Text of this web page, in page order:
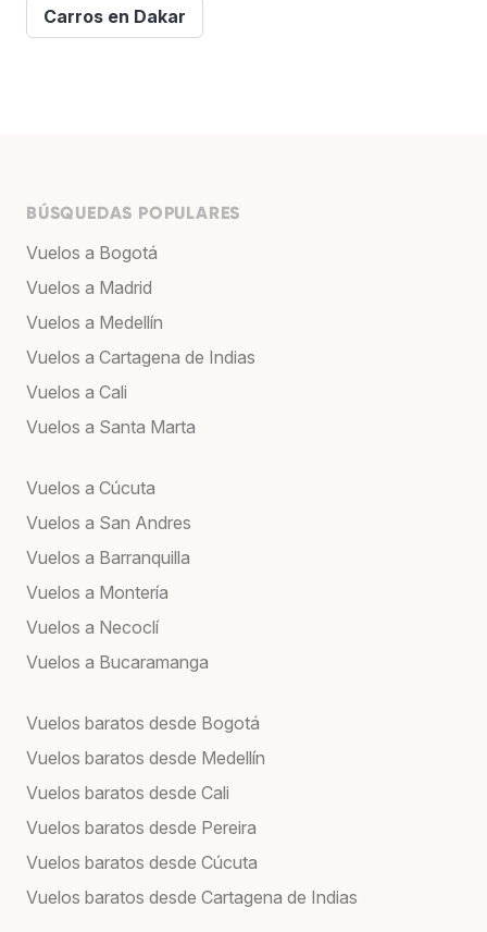
Carros en Dakar
BÚSQUEDAS POPULARES
Vuelos a Bogotá
Vuelos a Madrid
Vuelos a Medellín
Vuelos a Cartagena de Indias
Vuelos a Cali
Vuelos a Santa Marta
Vuelos a Cúcuta
Vuelos a San Andres
Vuelos a Barranquilla
Vuelos a Montería
Vuelos a Necoclí
Vuelos a Bucaramanga
Vuelos baratos desde Bogotá
Vuelos baratos desde Medellín
Vuelos baratos desde Cali
Vuelos baratos desde Pereira
Vuelos baratos desde Cúcuta
Vuelos baratos desde Cartagena de Indias